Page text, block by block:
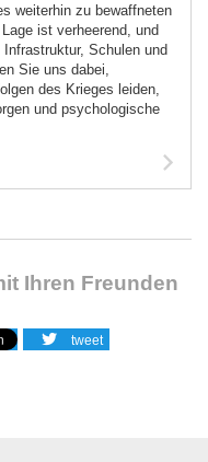
weiterhin zu bewaffneten
ist verheerend, und
Schulen und
Sie uns dabei,
des Krieges leiden,
und psychologische
Ihren Freunden
tweet